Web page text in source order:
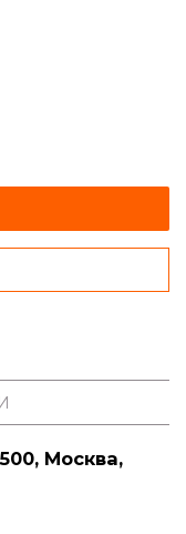
Москва,